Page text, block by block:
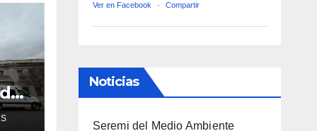
Ver en Facebook · Compartir
Noticias
Seremi del Medio Ambiente